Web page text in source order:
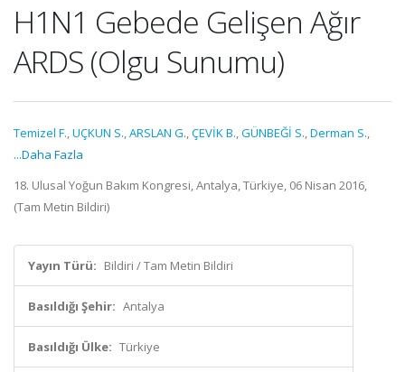
H1N1 Gebede Gelişen Ağır
ARDS (Olgu Sunumu)
Temizel F.,UÇKUN S.,ARSLAN G.,ÇEVİK B.,GÜNBEĞİ S.,Derman S.,
...Daha Fazla
18. Ulusal Yoğun Bakım Kongresi, Antalya, Türkiye, 06 Nisan 2016,
(Tam Metin Bildiri)
Yayın Türü: Bildiri / Tam Metin Bildiri
Basıldığı Şehir: Antalya
Basıldığı Ülke: Türkiye